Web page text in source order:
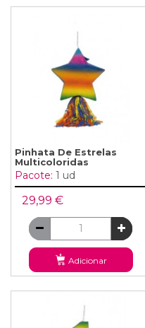
Pinhata De Estrelas
Multicoloridas
Pacote: 1 ud
29,99 €
Adicionar